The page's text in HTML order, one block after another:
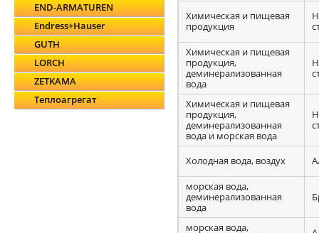
END-ARMATUREN
Endress+Hauser
GUTH
LORCH
ZETKAMA
Теплоагрегат
Химическая и пищевая
продукция
Химическая и пищевая
продукция,
деминерализованная
вода
Химическая и пищевая
продукция,
деминерализованная
вода и морская вода
Холодная вода, воздух
морская вода,
деминерализованная
вода
морская вода,